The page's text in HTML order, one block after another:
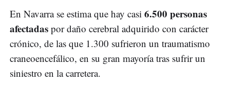
En Navarra se estima que hay casi 6.500 personas
afectadas por daño cerebral adquirido con carácter
crónico, de las que 1.300 sufrieron un traumatismo
craneoencefálico, en su gran mayoría tras sufrir un
siniestro en la carretera.